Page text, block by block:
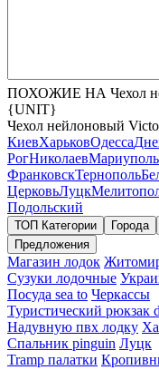
ПОХОЖИЕ НА Чехол
{UNIT}
Чехол нейлоновый
КиевХарьковОдесса
РогНиколаевМариуполь
ФранковскТернополь
ЦерковьЛуцк
Подольский
ТОП Категории Города
Предложения
Магазин лодок
Сузуки лодочные
Посуда sea to Черкассы
Туристический рюкзак
Надувную пвх лодку
Спальник pinguin Луцк
Tramp палатки